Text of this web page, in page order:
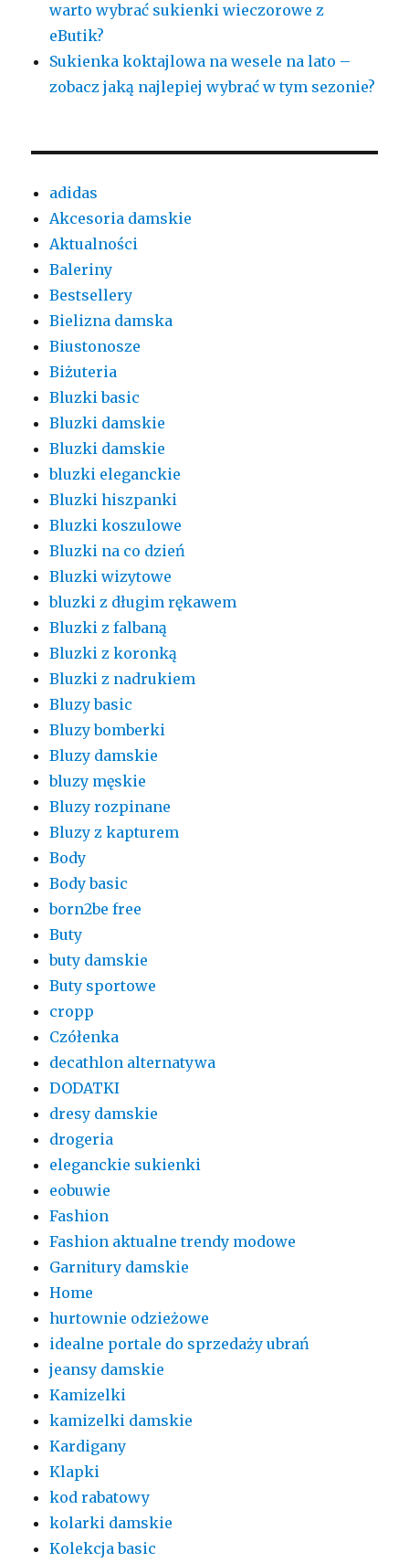
warto wybrać sukienki wieczorowe z
eButik?
Sukienka koktajlowa na wesele na lato –
zobacz jaką najlepiej wybrać w tym sezonie?
adidas
Akcesoria damskie
Aktualności
Baleriny
Bestsellery
Bielizna damska
Biustonosze
Biżuteria
Bluzki basic
Bluzki damskie
Bluzki damskie
bluzki eleganckie
Bluzki hiszpanki
Bluzki koszulowe
Bluzki na co dzień
Bluzki wizytowe
bluzki z długim rękawem
Bluzki z falbaną
Bluzki z koronką
Bluzki z nadrukiem
Bluzy basic
Bluzy bomberki
Bluzy damskie
bluzy męskie
Bluzy rozpinane
Bluzy z kapturem
Body
Body basic
born2be free
Buty
buty damskie
Buty sportowe
cropp
Czółenka
decathlon alternatywa
DODATKI
dresy damskie
drogeria
eleganckie sukienki
eobuwie
Fashion
Fashion aktualne trendy modowe
Garnitury damskie
Home
hurtownie odzieżowe
idealne portale do sprzedaży ubrań
jeansy damskie
Kamizelki
kamizelki damskie
Kardigany
Klapki
kod rabatowy
kolarki damskie
Kolekcja basic